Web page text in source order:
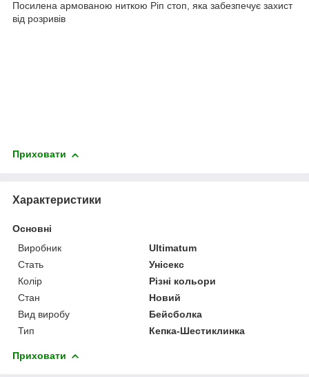
Посилена армованою ниткою Ріп стоп, яка забезпечує захист
від розривів
Приховати
Характеристики
Основні
Виробник
Ultimatum
Стать
Унісекс
Колір
Різні кольори
Стан
Новий
Вид виробу
Бейсболка
Тип
Кепка-Шестиклинка
Приховати